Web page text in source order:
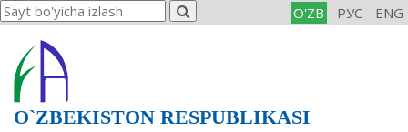
O'ZB РУС ENG
O`ZBEKISTON RESPUBLIKASI